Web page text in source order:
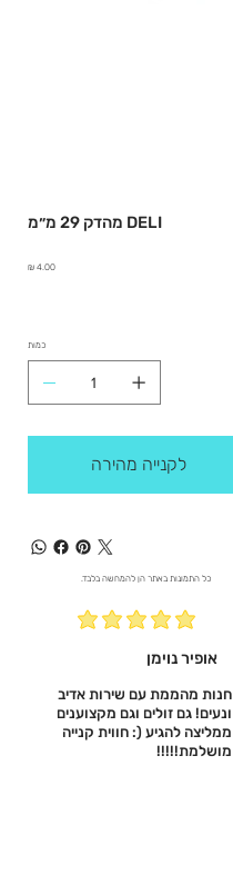
מהדק 29 מ״מ DELI
מחיר ‏4.00 ‏₪
כמות
לקנייה מהירה
כל התמונות באתר הן להמחשה בלבד.
אופיר נוימן
חנות מהממת עם שירות אדיב
ונעים! גם זולים וגם מקצוענים
ממליצה להגיע (: חווית קנייה
מושלמת!!!!!‎